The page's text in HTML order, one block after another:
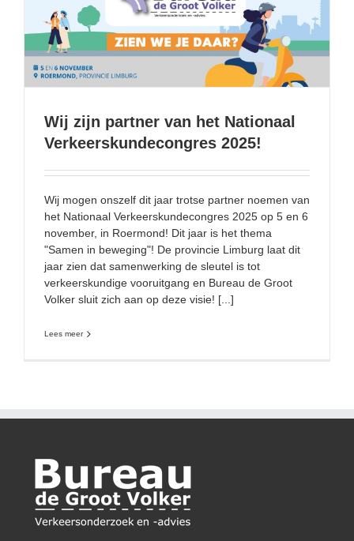
Wij zijn partner van het Nationaal Verkeerskundecongres
2025!
Wij zijn partner van het Nationaal
Verkeerskundecongres 2025!
Wij mogen onszelf dit jaar trotse partner noemen van
het Nationaal Verkeerskundecongres 2025 op 5 en 6
november, in Roermond! Dit jaar is het thema
"Samen in beweging"! De provincie Limburg laat dit
jaar zien dat samenwerking de sleutel is tot
verkeerskundige vooruitgang en Bureau de Groot
Volker sluit zich aan op deze visie! [...]
Lees meer